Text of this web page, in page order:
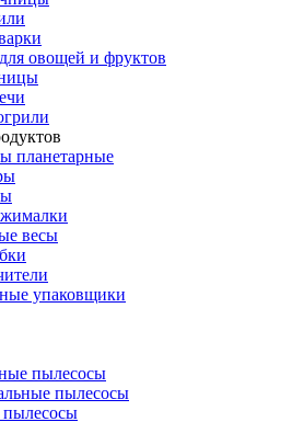
овощей и фруктов
планетарные
весы
упаковщики
пылесосы
пылесосы